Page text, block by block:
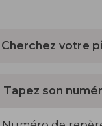
Cherchez votre
Tapez son